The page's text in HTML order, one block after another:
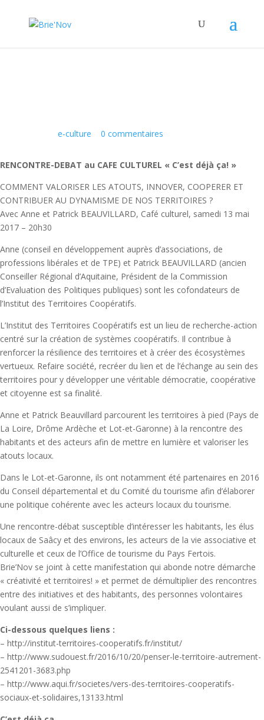
e-culture 0 commentaires
RENCONTRE-DEBAT au CAFE CULTUREL « C’est déjà ça! »
COMMENT VALORISER LES ATOUTS, INNOVER, COOPERER ET
CONTRIBUER AU DYNAMISME DE NOS TERRITOIRES ?
Avec Anne et Patrick BEAUVILLARD, Café culturel, samedi 13 mai
2017 – 20h30
Anne (conseil en développement auprès d’associations, de
professions libérales et de TPE) et Patrick BEAUVILLARD (ancien
Conseiller Régional d’Aquitaine, Président de la Commission
d’Evaluation des Politiques publiques) sont les cofondateurs de
l’Institut des Territoires Coopératifs.
L’Institut des Territoires Coopératifs est un lieu de recherche-action
centré sur la création de systèmes coopératifs. Il contribue à
renforcer la résilience des territoires et à créer des écosystèmes
vertueux. Refaire société, recréer du lien et de l’échange au sein des
territoires pour y développer une véritable démocratie, coopérative
et citoyenne est sa finalité.
Anne et Patrick Beauvillard parcourent les territoires à pied (Pays de
La Loire, Drôme Ardèche et Lot-et-Garonne) à la rencontre des
habitants et des acteurs afin de mettre en lumière et valoriser les
atouts locaux.
Dans le Lot-et-Garonne, ils ont notamment été partenaires en 2016
du Conseil départemental et du Comité du tourisme afin d’élaborer
une politique cohérente avec les acteurs locaux du tourisme.
Une rencontre-débat susceptible d’intéresser les habitants, les élus
locaux de Saâcy et des environs, les acteurs de la vie associative et
culturelle et ceux de l’Office de tourisme du Pays Fertois.
Brie’Nov se joint à cette manifestation qui abonde notre démarche
« créativité et territoires! » et permet de démultiplier des rencontres
entre des initiatives et des habitants, des personnes volontaires
voulant aussi de s’impliquer.
Ci-dessous quelques liens :
– http://institut-territoires-cooperatifs.fr/institut/
– http://www.sudouest.fr/2016/10/20/penser-le-territoire-autrement-
2541201-3683.php
– http://www.aqui.fr/societes/vers-des-territoires-cooperatifs-
sociaux-et-solidaires,13133.html